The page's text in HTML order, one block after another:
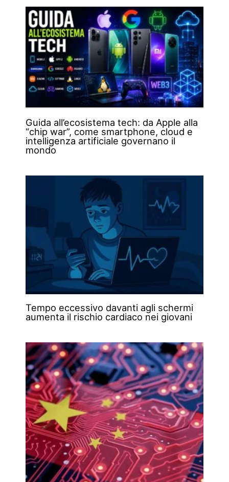
Guida all’ecosistema tech: da Apple alla
“chip war”, come smartphone, cloud e
intelligenza artificiale governano il
mondo
Tempo eccessivo davanti agli schermi
aumenta il rischio cardiaco nei giovani